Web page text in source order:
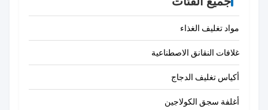
مواد تغليف الغذاء
غلافات النقانق الاصطناعية
أكياس تغليف الدجاج
أغلفة سجق الكولاجين